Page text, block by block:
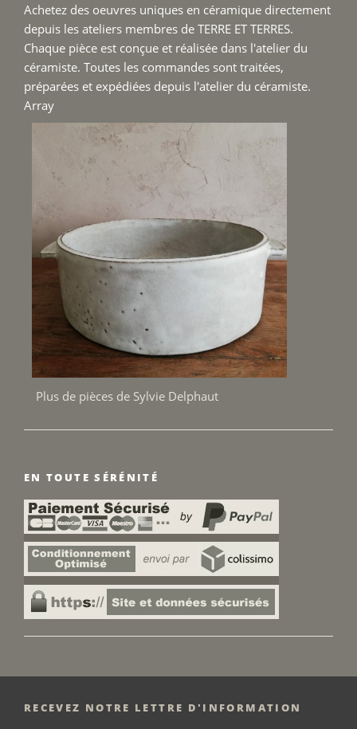
Achetez des oeuvres uniques en céramique directement
depuis les ateliers membres de TERRE ET TERRES.
Chaque pièce est conçue et réalisée dans l'atelier du
céramiste. Toutes les commandes sont traitées,
préparées et expédiées depuis l'atelier du céramiste.
Array
Plus de pièces de Sylvie Delphaut
EN TOUTE SÉRÉNITÉ
RECEVEZ NOTRE LETTRE D'INFORMATION